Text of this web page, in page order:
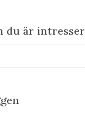
du är